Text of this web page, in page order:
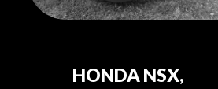
HONDA NSX,